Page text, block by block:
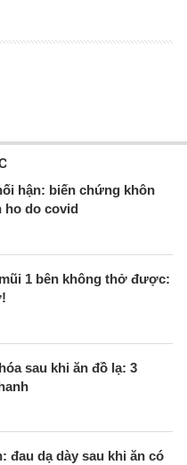
hận: biến chứng khôn
do covid
1 bên không thở được:
sau khi ăn đồ lạ: 3
đau dạ dày sau khi ăn có